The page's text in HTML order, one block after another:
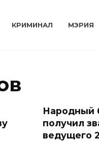
КРИМИНАЛ МЭРИЯ
Народный
получил
ведущего